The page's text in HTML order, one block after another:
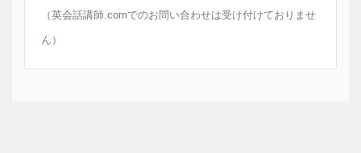
（英会話講師.comでのお問い合わせは受け付けておりませ
ん）